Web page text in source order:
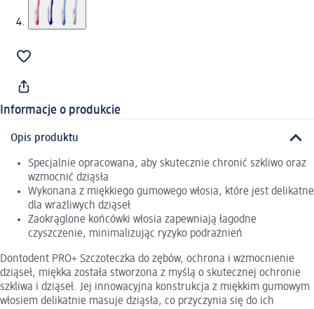
Informacje o produkcie
Opis produktu
Specjalnie opracowana, aby skutecznie chronić szkliwo oraz
wzmocnić dziąsła
Wykonana z miękkiego gumowego włosia, które jest delikatne
dla wrażliwych dziąseł
Zaokrąglone końcówki włosia zapewniają łagodne
czyszczenie, minimalizując ryzyko podrażnień
Dontodent PRO+ Szczoteczka do zębów, ochrona i wzmocnienie
dziąseł, miękka została stworzona z myślą o skutecznej ochronie
szkliwa i dziąseł. Jej innowacyjna konstrukcja z miękkim gumowym
włosiem delikatnie masuje dziąsła, co przyczynia się do ich